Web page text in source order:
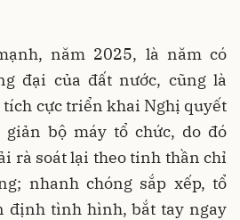
năm 2025, là năm có
đại của đất nước, cũng là
tích cực triển khai Nghị quyết
giản bộ máy tổ chức, do đó
rà soát lại theo tinh thần chỉ
nhanh chóng sắp xếp, tổ
định tình hình, bắt tay ngay